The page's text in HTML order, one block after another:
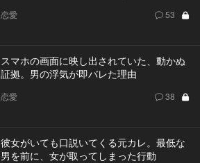
恋愛 53
スマホの画面に映し出されていた、動かぬ
証拠。男の浮気が即バレた理由
恋愛 38
彼女がいても口説いてくる元カレ。最低な
男を前に、女が取ってしまった行動